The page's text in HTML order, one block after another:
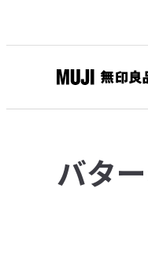
印
ネ
バター